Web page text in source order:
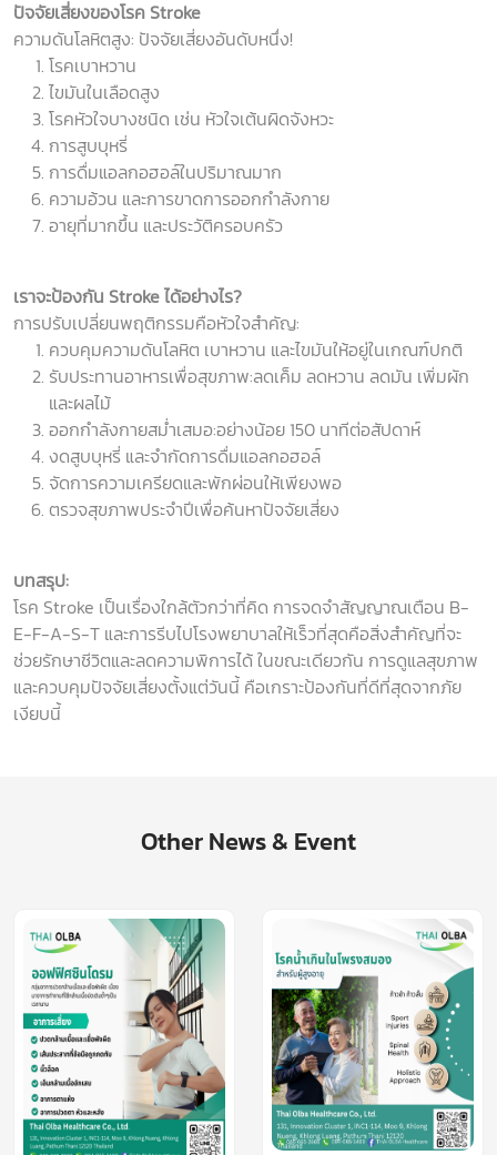
ปัจจัยเสี่ยงของโรค Stroke
ความดันโลหิตสูง: ปัจจัยเสี่ยงอันดับหนึ่ง!
โรคเบาหวาน
ไขมันในเลือดสูง
โรคหัวใจบางชนิด เช่น หัวใจเต้นผิดจังหวะ
การสูบบุหรี่
การดื่มแอลกอฮอล์ในปริมาณมาก
ความอ้วน และการขาดการออกกำลังกาย
อายุที่มากขึ้น และประวัติครอบครัว
เราจะป้องกัน Strokeได้อย่างไร?
การปรับเปลี่ยนพฤติกรรมคือหัวใจสำคัญ:
ควบคุมความดันโลหิต เบาหวาน และไขมันให้อยู่ในเกณฑ์ปกติ
รับประทานอาหารเพื่อสุขภาพ:ลดเค็ม ลดหวาน ลดมัน เพิ่มผัก
และผลไม้
ออกกำลังกายสม่ำเสมอ:อย่างน้อย 150 นาทีต่อสัปดาห์
งดสูบบุหรี่ และจำกัดการดื่มแอลกอฮอล์
จัดการความเครียดและพักผ่อนให้เพียงพอ
ตรวจสุขภาพประจำปีเพื่อค้นหาปัจจัยเสี่ยง
บทสรุป:
โรค Stroke เป็นเรื่องใกล้ตัวกว่าที่คิด การจดจำสัญญาณเตือน B-
E-F-A-S-T และการรีบไปโรงพยาบาลให้เร็วที่สุดคือสิ่งสำคัญที่จะ
ช่วยรักษาชีวิตและลดความพิการได้ ในขณะเดียวกัน การดูแลสุขภาพ
และควบคุมปัจจัยเสี่ยงตั้งแต่วันนี้ คือเกราะป้องกันที่ดีที่สุดจากภัย
เงียบนี้
Other News & Event